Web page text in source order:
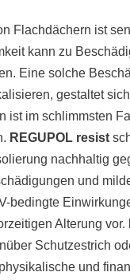
Flachdächern ist
kann zu
Eine solche
gestaltet
ist im schlimmsten
REGUPOL resist
nachhaltig
und
bedingte
Alterung vor.
Schutzestrich
und